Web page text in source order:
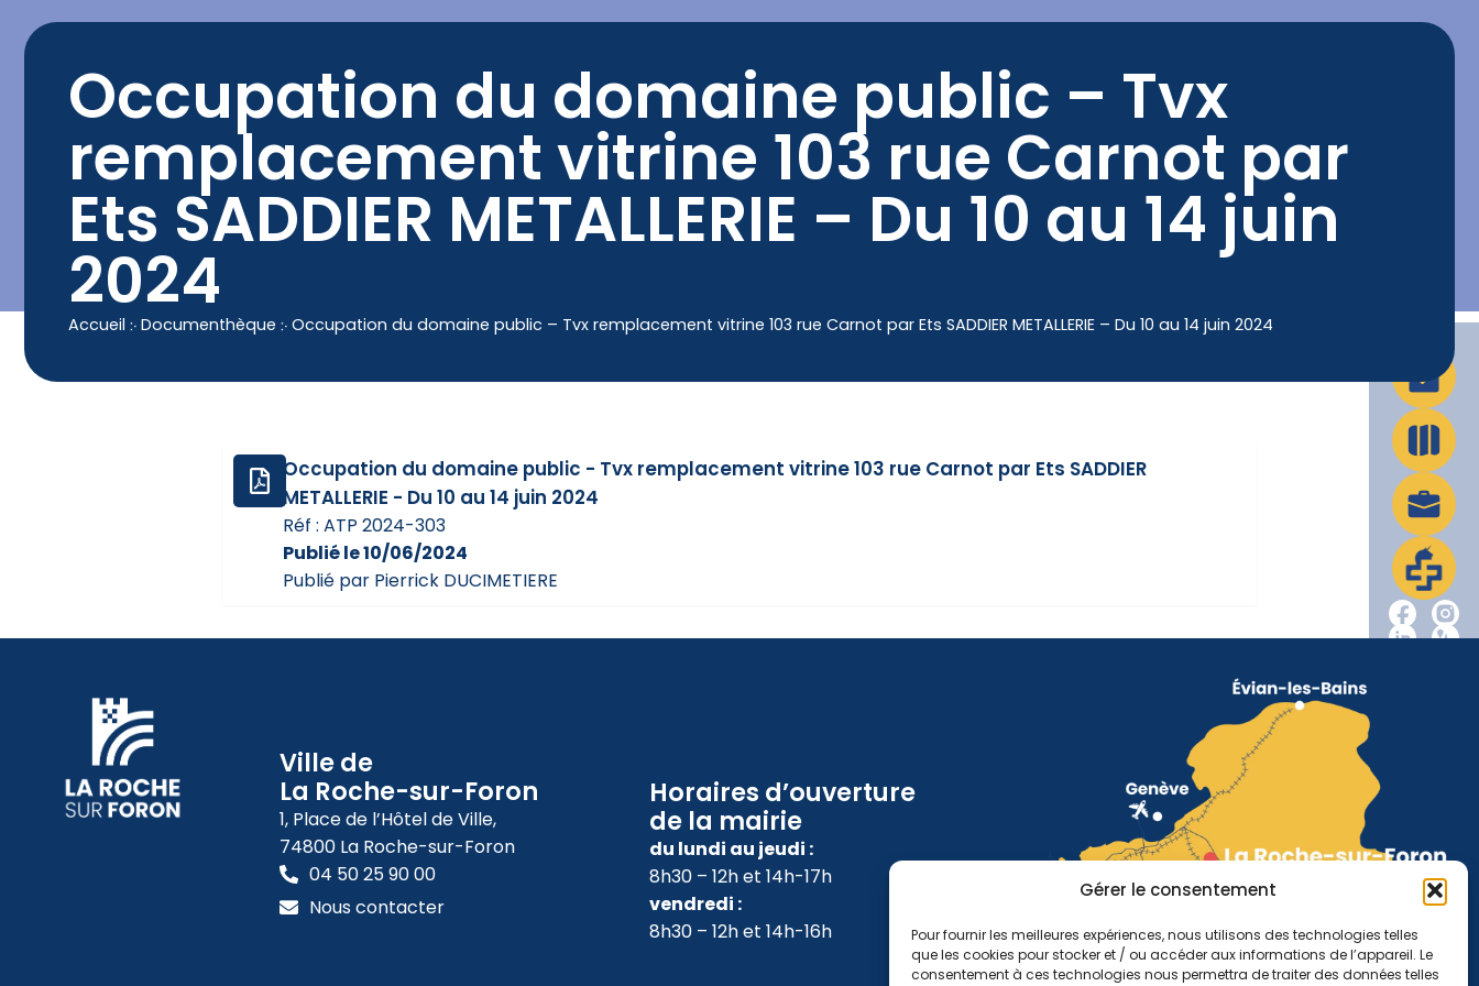
Gérer le consentement
Pour fournir les meilleures expériences, nous utilisons des technologies telles
que les cookies pour stocker et / ou accéder aux informations de l’appareil. Le
consentement à ces technologies nous permettra de traiter des données telles
principal
Contact 04 50 25 90 00
Mes démarches La Ville en action
Occupation du domaine public – Tvx
remplacement vitrine 103 rue Carnot par
Ets SADDIER METALLERIE – Du 10 au 14 juin
2024
Accueil ჻ Documenthèque ჻ Occupation du domaine public – Tvx remplacement vitrine 103 rue Carnot par Ets SADDIER METALLERIE – Du 10 au 14 juin 2024
Occupation du domaine public - Tvx remplacement vitrine 103 rue Carnot par Ets SADDIER
METALLERIE - Du 10 au 14 juin 2024
Réf : ATP 2024-303
Publié le 10/06/2024
Publié par Pierrick DUCIMETIERE
Ville de
La Roche-sur-Foron
1, Place de l’Hôtel de Ville,
74800 La Roche-sur-Foron
04 50 25 90 00
Nous contacter
Horaires d’ouverture
de la mairie
du lundi au jeudi :
8h30 – 12h et 14h-17h
vendredi :
8h30 – 12h et 14h-16h